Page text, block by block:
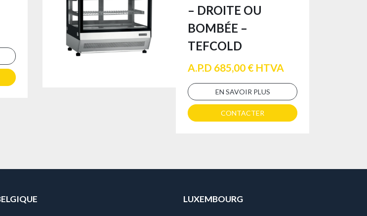
– DROITE OU
BOMBÉE –
TEFCOLD
A.P.D 685,00 € HTVA
EN SAVOIR PLUS
CONTACTER
LUXEMBOURG